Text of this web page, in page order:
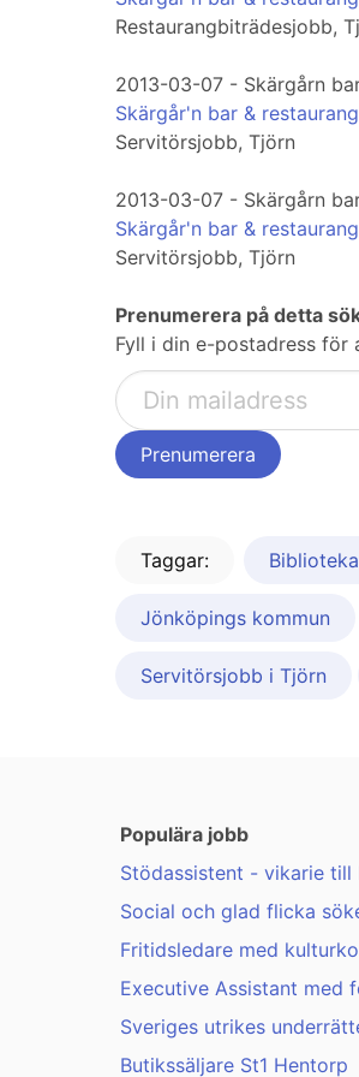
Restaurangbiträdesjobb,
2013-03-07 - Skärgårn
Skärgår'n bar &
Servitörsjobb, Tjörn
2013-03-07 - Skärgårn
Skärgår'n bar &
Servitörsjobb, Tjörn
Prenumerera på detta
Fyll i din e-postadress
Taggar:
Jönköpings kommun
Servitörsjobb i Tjörn
Populära jobb
Stödassistent - vikarie till
Social och glad flicka
Fritidsledare med
Executive Assistant med
Sveriges utrikes
Butikssäljare St1 Hentorp